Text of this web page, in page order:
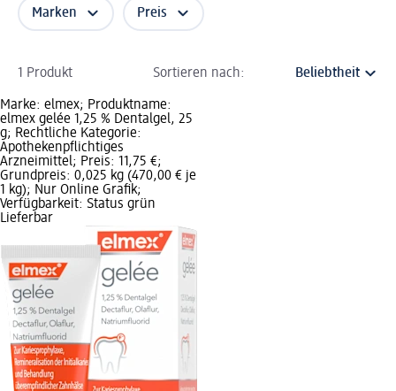
Marken Preis
1 Produkt Sortieren nach:
Marke: elmex; Produktname:
elmex gelée 1,25 % Dentalgel, 25
g; Rechtliche Kategorie:
Apothekenpflichtiges
Arzneimittel; Preis: 11,75 €;
Grundpreis: 0,025 kg (470,00 € je
1 kg); Nur Online Grafik;
Verfügbarkeit: Status grün
Lieferbar